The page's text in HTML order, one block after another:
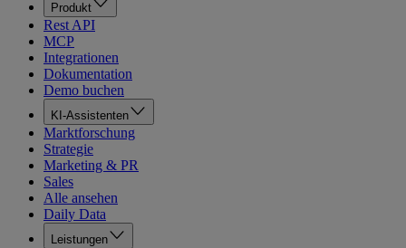
Produkt
Rest API
MCP
Integrationen
Dokumentation
Demo buchen
KI-Assistenten
Marktforschung
Strategie
Marketing & PR
Sales
Alle ansehen
Daily Data
Leistungen